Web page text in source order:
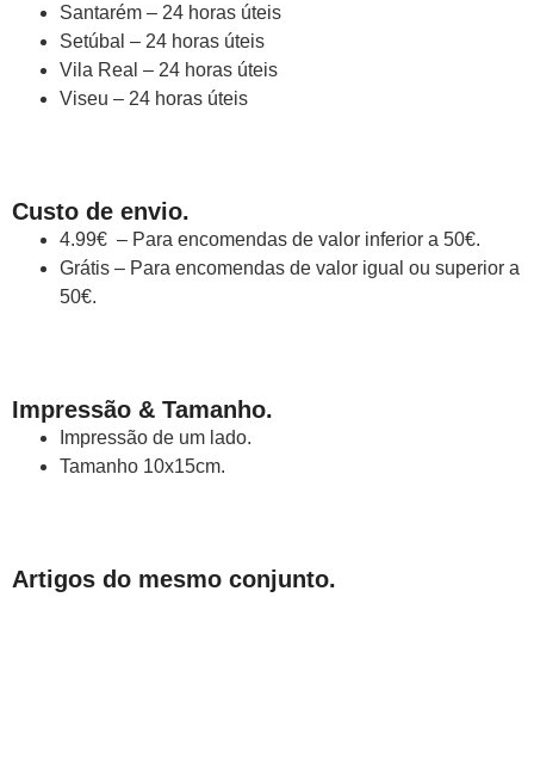
Santarém – 24 horas úteis
Setúbal – 24 horas úteis
Vila Real – 24 horas úteis
Viseu – 24 horas úteis
Custo de envio.
4.99€ – Para encomendas de valor inferior a 50€.
Grátis – Para encomendas de valor igual ou superior a
50€.
Impressão & Tamanho.
Impressão de um lado.
Tamanho 10x15cm.
Artigos do mesmo conjunto.